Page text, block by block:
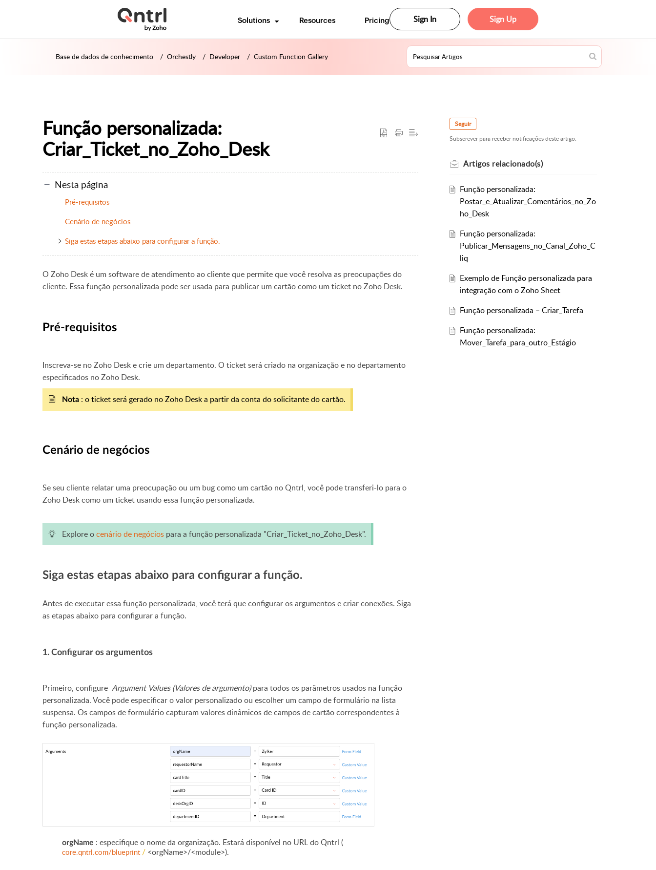
Sign In Sign Up
Solutions Resources Pricing
Base de dados de conhecimento Orchestly Developer Custom Function Gallery
Função personalizada:
Criar_Ticket_no_Zoho_Desk
Nesta página
Pré-requisitos
Cenário de negócios
Siga estas etapas abaixo para configurar a função.
O Zoho Desk é um software de atendimento ao cliente que permite que você resolva as preocupações do
cliente. Essa função personalizada pode ser usada para publicar um cartão como um ticket no Zoho Desk.
Pré-requisitos
Inscreva-se no Zoho Desk e crie um departamento. O ticket será criado na organização e no departamento
especificados no Zoho Desk.
Nota : o ticket será gerado no Zoho Desk a partir da conta do solicitante do cartão.
Cenário de negócios
Se seu cliente relatar uma preocupação ou um bug como um cartão no Qntrl, você pode transferi-lo para o
Zoho Desk como um ticket usando essa função personalizada.
Explore ocenário de negócios para a função personalizada "Criar_Ticket_no_Zoho_Desk".
Siga estas etapas abaixo para configurar a função.
Antes de executar essa função personalizada, você terá que configurar os argumentos e criar conexões. Siga
as etapas abaixo para configurar a função.
1. Configurar os argumentos
Primeiro, configure Argument Values (Valores de argumento) para todos os parâmetros usados na função
personalizada. Você pode especificar o valor personalizado ou escolher um campo de formulário na lista
suspensa. Os campos de formulário capturam valores dinâmicos de campos de cartão correspondentes à
função personalizada.
orgName : especifique o nome da organização. Estará disponível no URL do Qntrl (
core.qntrl.com/blueprint / <orgName>/<module>).
Seguir
Subscrever para receber notificações deste artigo.
Artigos relacionado(s)
Função personalizada:
Postar_e_Atualizar_Comentários_no_Zo
ho_Desk
Função personalizada:
Publicar_Mensagens_no_Canal_Zoho_C
liq
Exemplo de Função personalizada para
integração com o Zoho Sheet
Função personalizada – Criar_Tarefa
Função personalizada:
Mover_Tarefa_para_outro_Estágio